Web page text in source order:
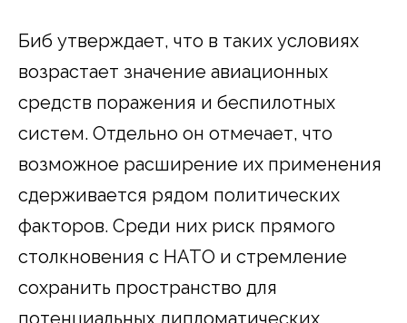
Биб утверждает, что в таких условиях
возрастает значение авиационных
средств поражения и беспилотных
систем. Отдельно он отмечает, что
возможное расширение их применения
сдерживается рядом политических
факторов. Среди них риск прямого
столкновения с НАТО и стремление
сохранить пространство для
потенциальных дипломатических